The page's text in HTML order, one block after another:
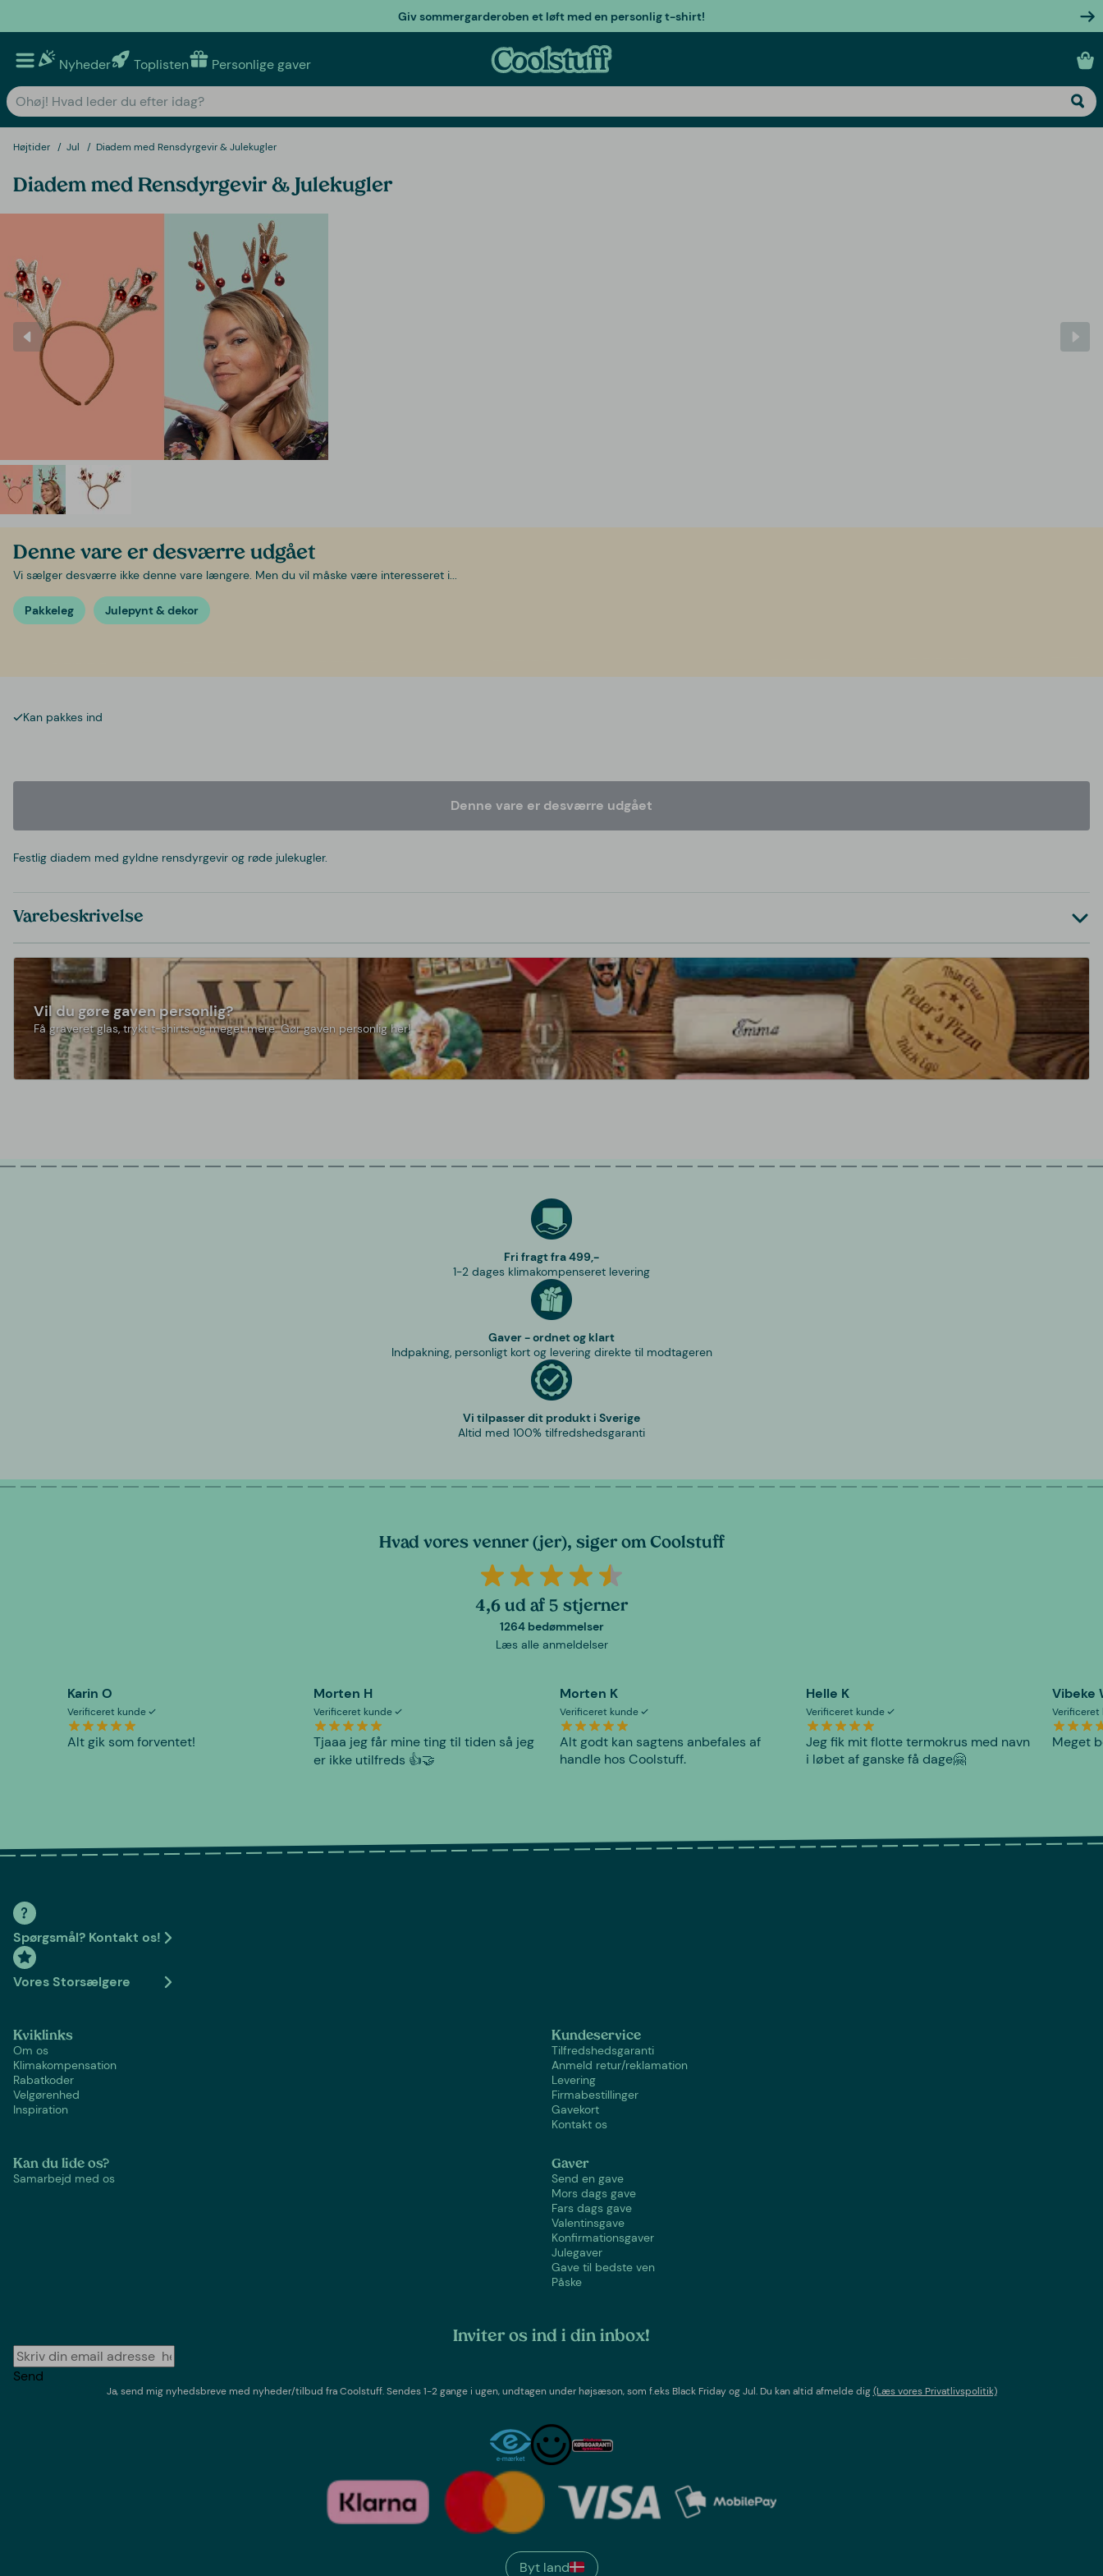
Giv sommergarderoben et løft med en personlig t-shirt!
Nyheder Toplisten Personlige gaver
Højtider Jul Diadem med Rensdyrgevir & Julekugler
Diadem med Rensdyrgevir & Julekugler
Denne vare er desværre udgået
Vi sælger desværre ikke denne vare længere. Men du vil måske være interesseret i...
Pakkeleg Julepynt & dekor
Kan pakkes ind
Denne vare er desværre udgået
Festlig diadem med gyldne rensdyrgevir og røde julekugler.
Varebeskrivelse
Vil du gøre gaven personlig?
Få graveret glas, trykt t-shirts og meget mere. Gør gaven personlig her!
Fri fragt fra 499,-
1-2 dages klimakompenseret levering
Gaver - ordnet og klart
Indpakning, personligt kort og levering direkte til modtageren
Vi tilpasser dit produkt i Sverige
Altid med 100% tilfredshedsgaranti
Hvad vores venner (jer), siger om Coolstuff
4,6 ud af 5 stjerner
1264 bedømmelser
Læs alle anmeldelser
Karin O
Verificeret kunde
Alt gik som forventet!
Morten H
Verificeret kunde
Tjaaa jeg får mine ting til tiden så jeg
er ikke utilfreds 👍🤝
Morten K
Verificeret kunde
Alt godt kan sagtens anbefales af
handle hos Coolstuff.
Helle K
Verificeret kunde
Jeg fik mit flotte termokrus med navn
i løbet af ganske få dage🤗
Vibeke
Meget
Spørgsmål? Kontakt os!
Vores Storsælgere
Kviklinks
Om os
Klimakompensation
Rabatkoder
Velgørenhed
Inspiration
Kundeservice
Tilfredshedsgaranti
Anmeld retur/reklamation
Levering
Firmabestillinger
Gavekort
Kontakt os
Kan du lide os?
Samarbejd med os
Gaver
Send en gave
Mors dags gave
Fars dags gave
Valentinsgave
Konfirmationsgaver
Julegaver
Gave til bedste ven
Påske
Inviter os ind i din inbox!
Send
Ja, send mig nyhedsbreve med nyheder/tilbud fraCoolstuff. Sendes 1-2 gange i ugen,undtagen under højsæson, som f.eks Black Friday og Jul. Du kan altid afmelde dig(Læs vores Privatlivspolitik)
Byt land